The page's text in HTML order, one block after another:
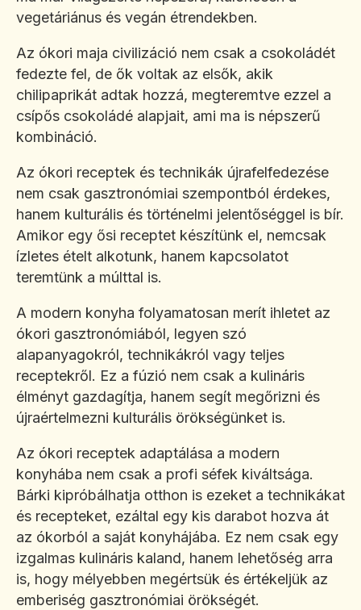
vegetáriánus és vegán étrendekben.
Az ókori maja civilizáció nem csak a csokoládét
fedezte fel, de ők voltak az elsők, akik
chilipaprikát adtak hozzá, megteremtve ezzel a
csípős csokoládé alapjait, ami ma is népszerű
kombináció.
Az ókori receptek és technikák újrafelfedezése
nem csak gasztronómiai szempontból érdekes,
hanem kulturális és történelmi jelentőséggel is bír.
Amikor egy ősi receptet készítünk el, nemcsak
ízletes ételt alkotunk, hanem kapcsolatot
teremtünk a múlttal is.
A modern konyha folyamatosan merít ihletet az
ókori gasztronómiából, legyen szó
alapanyagokról, technikákról vagy teljes
receptekről. Ez a fúzió nem csak a kulináris
élményt gazdagítja, hanem segít megőrizni és
újraértelmezni kulturális örökségünket is.
Az ókori receptek adaptálása a modern
konyhába nem csak a profi séfek kiváltsága.
Bárki kipróbálhatja otthon is ezeket a technikákat
és recepteket, ezáltal egy kis darabot hozva át
az ókorból a saját konyhájába. Ez nem csak egy
izgalmas kulináris kaland, hanem lehetőség arra
is, hogy mélyebben megértsük és értékeljük az
emberiség gasztronómiai örökségét.